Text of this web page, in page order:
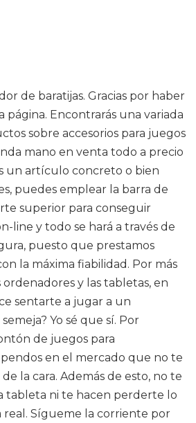
de baratijas. Gracias por haber
página. Encontrarás una variada
sobre accesorios para juegos
mano en venta todo a precio
un artículo concreto o bien
puedes emplear la barra de
superior para conseguir
line y todo se hará a través de
puesto que prestamos
la máxima fiabilidad. Por más
y las tabletas, en
sentarte a jugar a un
Yo sé que sí. Por
de juegos para
en el mercado que no te
la cara. Además de esto, no te
tableta ni te hacen perderte lo
real. Sígueme la corriente por